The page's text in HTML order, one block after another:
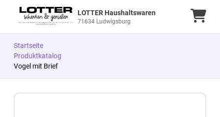
LOTTER Haushaltswaren
71634 Ludwigsburg
Startseite
Produktkatalog
Vogel mit Brief